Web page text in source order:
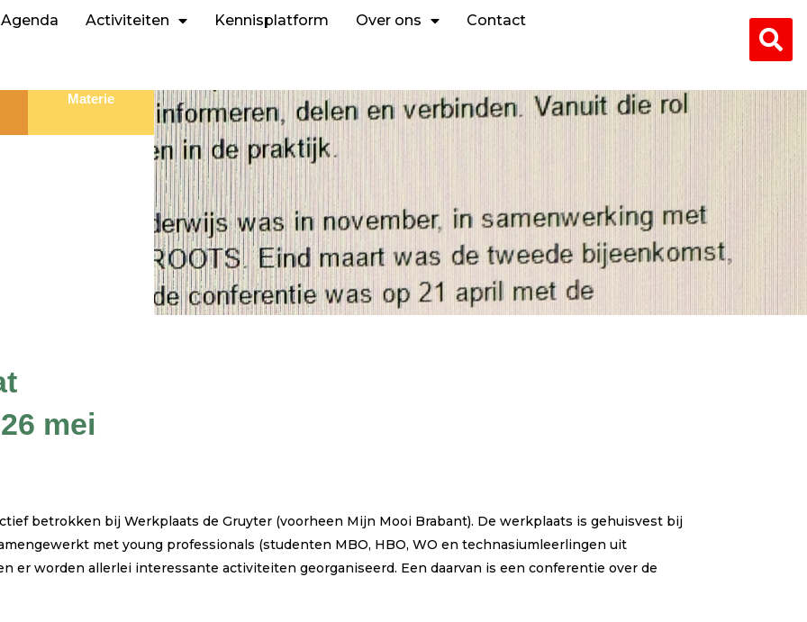
Agenda Activiteiten Kennisplatform Over ons Contact
Materie
mei
betrokken bij Werkplaats de Gruyter (voorheen Mijn Mooi Brabant). De werkplaats is gehuisvest bij
met young professionals (studenten MBO, HBO, WO en technasiumleerlingen uit
er worden allerlei interessante activiteiten georganiseerd. Een daarvan is een conferentie over de